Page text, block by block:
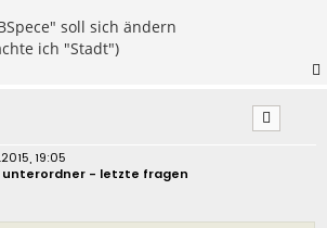
soll sich ändern
ich "Stadt")
19:05
unterordner - letzte fragen